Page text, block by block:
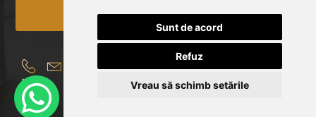
Sunt de acord
Refuz
Vreau să schimb setările